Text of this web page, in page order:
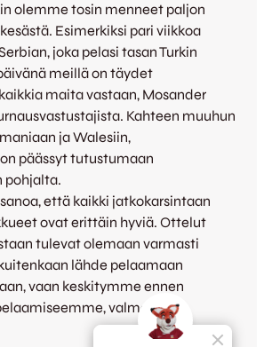
olemme tosin menneet paljon
Esimerkiksi pari viikkoa
joka pelasi tasan Turkin
meillä on täydet
maita vastaan, Mosander
Kahteen muuhun
ja Walesiin,
päässyt tutustumaan
että kaikki jatkokarsintaan
ovat erittäin hyviä. Ottelut
tulevat olemaan varmasti
lähde pelaamaan
vaan keskitymme ennen
valmentaja